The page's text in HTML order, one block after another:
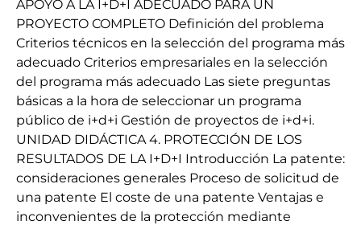
APOYO A LA I+D+I ADECUADO PARA UN
PROYECTO COMPLETO Definición del problema
Criterios técnicos en la selección del programa más
adecuado Criterios empresariales en la selección
del programa más adecuado Las siete preguntas
básicas a la hora de seleccionar un programa
público de i+d+i Gestión de proyectos de i+d+i.
UNIDAD DIDÁCTICA 4. PROTECCIÓN DE LOS
RESULTADOS DE LA I+D+I Introducción La patente:
consideraciones generales Proceso de solicitud de
una patente El coste de una patente Ventajas e
inconvenientes de la protección mediante